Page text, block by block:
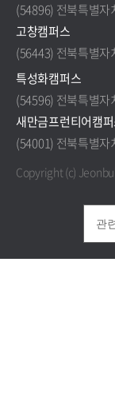
(54896) 전북특별
고창캠퍼스
(56443) 전북특별자
특성화캠퍼스
(54596) 전북특별자
새만금프런티어캠
(54001) 전북특별자
Copyright (c)